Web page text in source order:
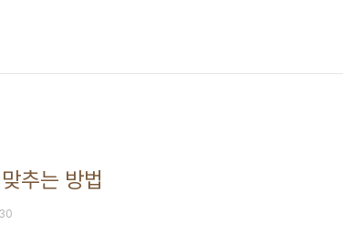
추는 방법